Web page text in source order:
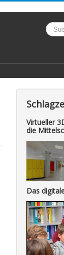
Suche
Virtueller
die
Das